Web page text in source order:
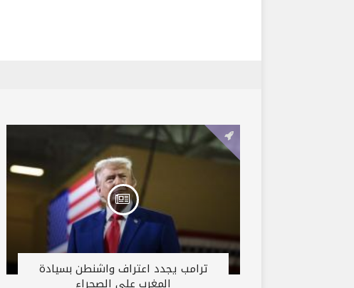
ترامب يجدد اعتراف واشنطن بسيادة
المغرب على الصحراء